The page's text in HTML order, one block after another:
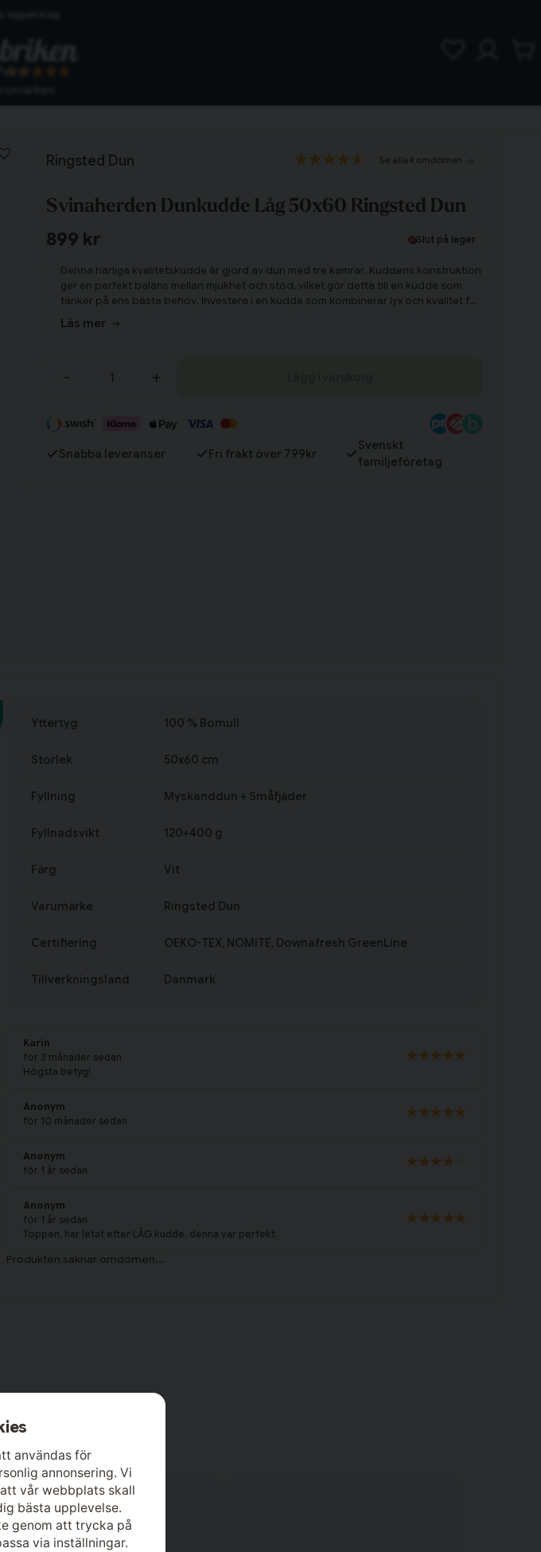
lagret i Vinslöv
Ringsted Dun 4 omdömen
Svinaherden Dunkudde Låg 50x60 Ringsted Dun
899 kr Slut på lager
Denna härliga kvalitetskudde är gjord av dun med tre kamrar. Kuddens konstruktion
ger en perfekt balans mellan mjukhet och stöd, vilket gör detta till en kudde som
tänker på ens bästa behov. Investera i en kudde som kombinerar lyx och kvalitet för
en överlägsen sovupplevelse!
Läs mer
- +
Snabba leveranser Fri frakt över 799kr
Svenskt
familjeföretag
Yttertyg 100 % Bomull
Storlek 50x60 cm
Fyllning Myskanddun + Småfjäder
Fyllnadsvikt 120+400 g
Färg Vit
Varumärke Ringsted Dun
Certifiering OEKO-TEX, NOMITE, Downafresh GreenLine
Tillverkningsland Danmark
Karin
för 3 månader sedan
Högsta betyg!
Anonym
för 10 månader sedan
Anonym
för 1 år sedan
Anonym
för 1 år sedan
Toppen, har letat efter LÅG kudde, denna var perfekt.
Tillagd i varukorgen
Har du alla tillbehör?
användas för
annonsering. Vi
vår webbplats skall
bästa upplevelse.
genom att trycka på
via inställningar.